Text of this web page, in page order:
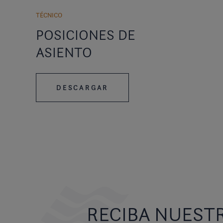
TÉCNICO
POSICIONES DE
ASIENTO
DESCARGAR
RECIBA